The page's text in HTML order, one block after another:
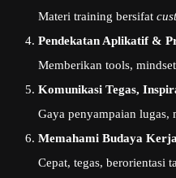
Materi training bersifat
Pendekatan Aplikatif &
Memberikan tools,
Komunikasi Tegas,
Gaya penyampaian
Memahami Budaya
Cepat, tegas, berorientasi